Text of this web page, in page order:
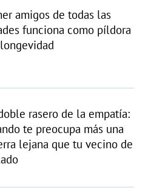
amigos de todas las
funciona como píldora
rasero de la empatía:
te preocupa más una
lejana que tu vecino de